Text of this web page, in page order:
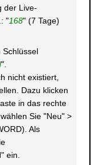
der Live-
"168" (7 Tage)
Schlüssel
".
nicht existiert,
Dazu klicken
in das rechte
Sie "Neu" >
Als
ein.